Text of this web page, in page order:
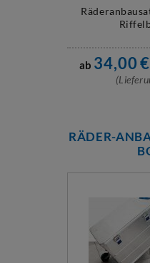
ab 34,00€
RÄDER-